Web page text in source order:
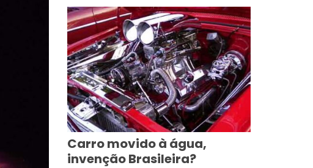
Carro movido à água,
invenção Brasileira?